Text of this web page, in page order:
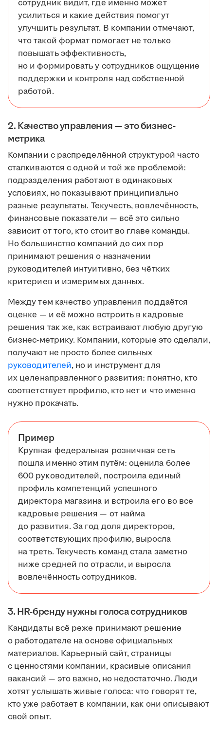
сотрудник видит, где именно может
усилиться и какие действия помогут
улучшить результат. В компании отмечают,
что такой формат помогает не только
повышать эффективность,
но и формировать у сотрудников ощущение
поддержки и контроля над собственной
работой.
2. Качество управления — это бизнес-
метрика
Компании с распределённой структурой часто
сталкиваются с одной и той же проблемой:
подразделения работают в одинаковых
условиях, но показывают принципиально
разные результаты. Текучесть, вовлечённость,
финансовые показатели — всё это сильно
зависит от того, кто стоит во главе команды.
Но большинство компаний до сих пор
принимают решения о назначении
руководителей интуитивно, без чётких
критериев и измеримых данных.
Между тем качество управления поддаётся
оценке — и её можно встроить в кадровые
решения так же, как встраивают любую другую
бизнес-метрику. Компании, которые это сделали,
получают не просто более сильных
руководителей, но и инструмент для
их целенаправленного развития: понятно, кто
соответствует профилю, кто нет и что именно
нужно прокачать.
Пример
Крупная федеральная розничная сеть
пошла именно этим путём: оценила более
600 руководителей, построила единый
профиль компетенций успешного
директора магазина и встроила его во все
кадровые решения — от найма
до развития. За год доля директоров,
соответствующих профилю, выросла
на треть. Текучесть команд стала заметно
ниже средней по отрасли, и выросла
вовлечённость сотрудников.
3. HR-бренду нужны голоса сотрудников
Кандидаты всё реже принимают решение
о работодателе на основе официальных
материалов. Карьерный сайт, страницы
с ценностями компании, красивые описания
вакансий — это важно, но недостаточно. Люди
хотят услышать живые голоса: что говорят те,
кто уже работает в компании, как они описывают
свой опыт.